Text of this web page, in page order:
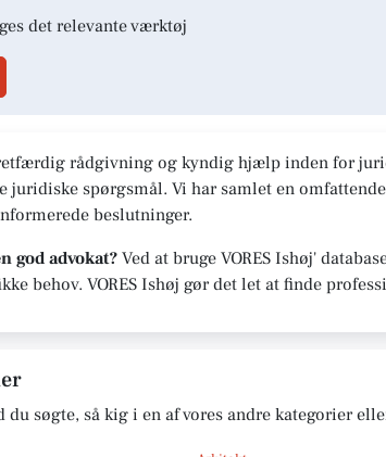
det relevante værktøj
rådgivning og kyndig hjælp inden for
juridiske spørgsmål. Vi har samlet en
beslutninger.
god advokat?Ved at bruge VORES Ishøj'
behov. VORES Ishøj gør det let at finde
du søgte, så kig i en af vores andre kategorier